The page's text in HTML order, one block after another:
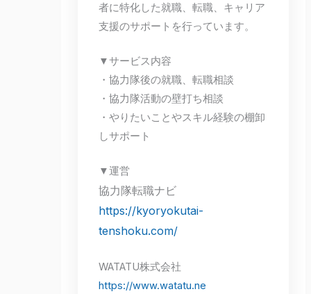
者に特化した就職、転職、キャリア
支援のサポートを行っています。
▼サービス内容
・協力隊後の就職、転職相談
・協力隊活動の壁打ち相談
・やりたいことやスキル経験の棚卸
しサポート
▼運営
協力隊転職ナビ
https://kyoryokutai-
tenshoku.com/
WATATU株式会社
https://www.watatu.ne